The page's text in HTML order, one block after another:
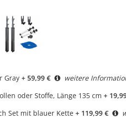
Gray + 59,99 €
weitere
oder Stoffe, Länge 135 cm +
Set mit blauer Kette + 119,99 €